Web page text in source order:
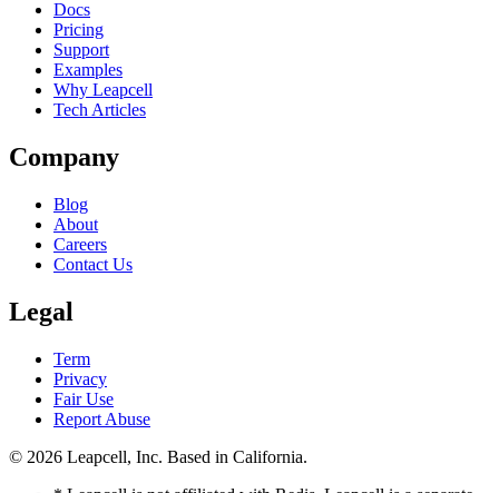
Docs
Pricing
Support
Examples
Why Leapcell
Tech Articles
Company
Blog
About
Careers
Contact Us
Legal
Term
Privacy
Fair Use
Report Abuse
© 2026 Leapcell, Inc. Based in California.